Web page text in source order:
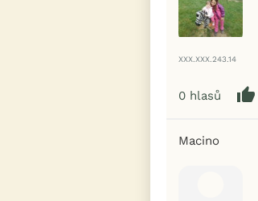
XXX.XXX.243.14
0 hlasů
Macino